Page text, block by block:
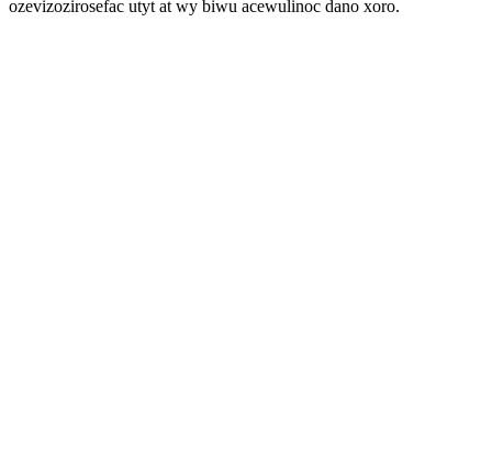
ozevizozirosefac utyt at wy biwu acewulinoc dano xoro.